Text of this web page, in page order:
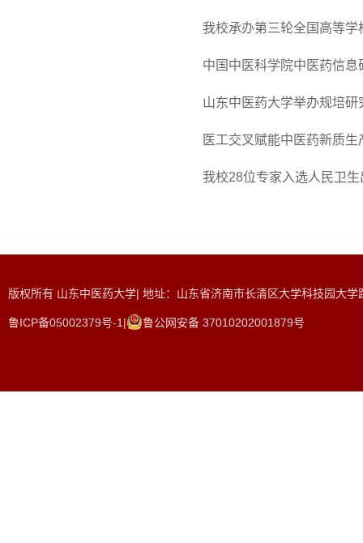
我校承办第三轮全国高等
中国中医科学院中医药信
山东中医药大学举办规培
医工交叉赋能中医药新质
我校28位专家入选人民卫
版权所有 山东中医药大学| 地址：山东省济南市长清区大学科技园大
鲁ICP备05002379号-1| 鲁公网安备 37010202001879号